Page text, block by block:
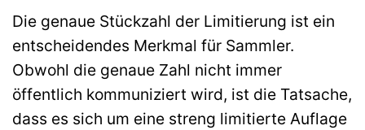
Die genaue Stückzahl der Limitierung ist ein
entscheidendes Merkmal für Sammler.
Obwohl die genaue Zahl nicht immer
öffentlich kommuniziert wird, ist die Tatsache,
dass es sich um eine streng limitierte Auflage